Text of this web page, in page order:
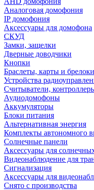
Аналоговая домофония
IP домофония
Аксессуары для домофона
СКУД
Замки, защелки
Дверные доводчики
Кнопки
Браслеты, карты и брелоки
Устройства
Считыватели,
Аудиодомофоны
Аккумуляторы
Блоки питания
Альтернативная энергия
Комплекты автономного
Солнечные панели
Аксессуары для
Видеонаблюдение для
Сигнализация
Аксессуары для
Снято с производства